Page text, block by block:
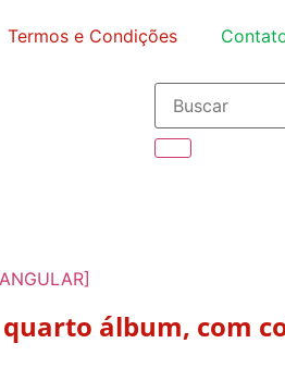
Termos e Condições
quarto álbum, com